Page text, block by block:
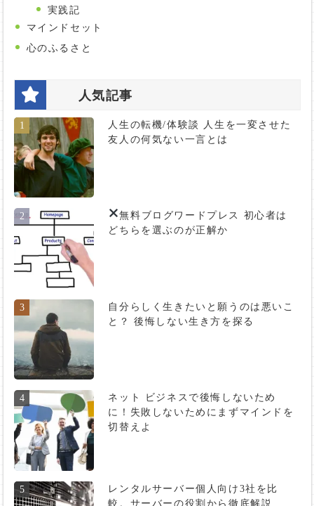
実践記
マインドセット
心のふるさと
人気記事
1
人生の転機/体験談 人生を一変させた
友人の何気ない一言とは
2 無料ブログ ワードプレス 初心者は
どちらを選ぶのが正解か
3
自分らしく生きたいと願うのは悪いこ
と？ 後悔しない生き方を探る
4
ネット ビジネスで後悔しないため
に！失敗しないためにまずマインドを
切替えよ
5
レンタルサーバー個人向け3社を比
較。サーバーの役割から徹底解説